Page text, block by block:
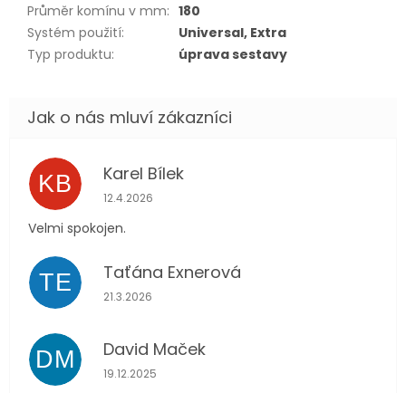
Průměr komínu v mm: 180
Systém použití:
Universal, Extra
Typ produktu: úprava sestavy
KB Karel Bílek
Hodnocení obchodu je 5 z 5 hvězdiček.
12.4.2026
Velmi spokojen.
TE Taťána Exnerová
Hodnocení obchodu je 5 z 5 hvězdiček.
21.3.2026
DM David Maček
Hodnocení obchodu je 5 z 5 hvězdiček.
19.12.2025